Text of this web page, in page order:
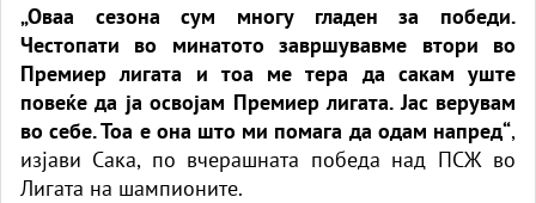
„Оваа сезона сум многу гладен за победи.
Честопати во минатото завршувавме втори во
Премиер лигата и тоа ме тера да сакам уште
повеќе да ја освојам Премиер лигата. Јас верувам
во себе. Тоа е она што ми помага да одам напред“,
изјави Сака, по вчерашната победа над ПСЖ во
Лигата на шампионите.